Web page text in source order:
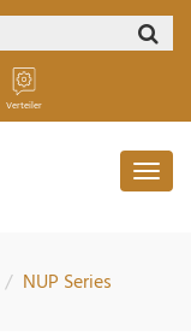
Verteiler
NUP Series